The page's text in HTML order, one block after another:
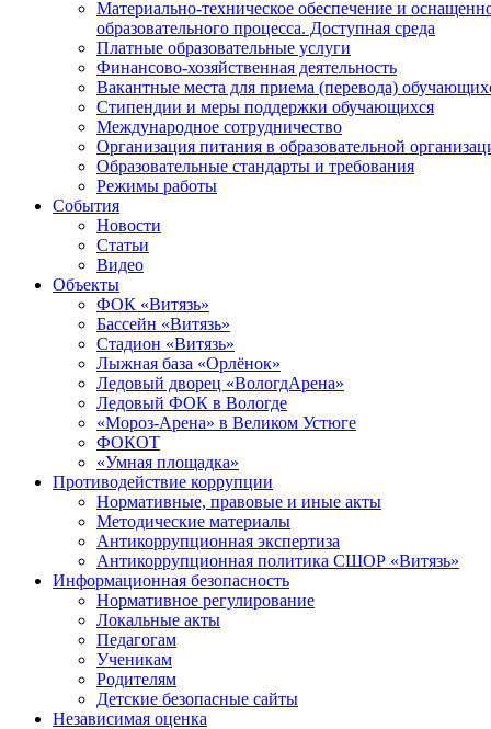
Материально-техническое обеспечение и
образовательного процесса. Доступная среда
Платные образовательные услуги
Финансово-хозяйственная деятельность
Вакантные места для приема (перевода)
Стипендии и меры поддержки обучающихся
Международное сотрудничество
Организация питания в образовательной
Образовательные стандарты и требования
Режимы работы
События
Новости
Статьи
Видео
Объекты
ФОК «Витязь»
Бассейн «Витязь»
Стадион «Витязь»
Лыжная база «Орлёнок»
Ледовый дворец «ВологдАрена»
Ледовый ФОК в Вологде
«Мороз-Арена» в Великом Устюге
ФОКОТ
«Умная площадка»
Противодействие коррупции
Нормативные, правовые и иные акты
Методические материалы
Антикоррупционная экспертиза
Антикоррупционная политика СШОР «Витязь»
Информационная безопасность
Нормативное регулирование
Локальные акты
Педагогам
Ученикам
Родителям
Детские безопасные сайты
Независимая оценка